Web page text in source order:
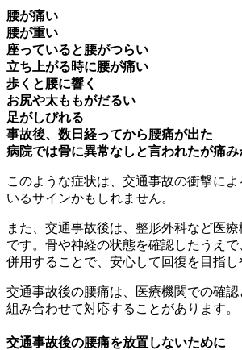
腰が痛い
腰が重い
座っていると腰がつらい
立ち上がる時に腰が痛い
歩くと腰に響く
お尻や太ももがだるい
足がしびれる
事故後、数日経ってから腰痛が出た
病院では骨に異常なしと言われたが痛み
このような症状は、交通事故の衝撃に
いるサインかもしれません。
また、交通事故後は、整形外科など医
です。骨や神経の状態を確認したうえ
併用することで、安心して回復を目指し
交通事故後の腰痛は、医療機関での確
組み合わせて対応することがあります。
交通事故後の腰痛を放置しないために